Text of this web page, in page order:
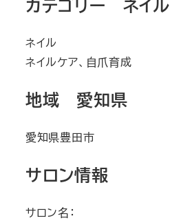
ネイル
ネイルケア、自爪育成
地域 愛知県
愛知県豊田市
サロン情報
サロン名：